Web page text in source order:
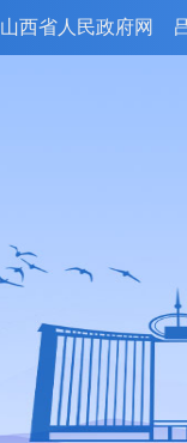
山西省人民政府网